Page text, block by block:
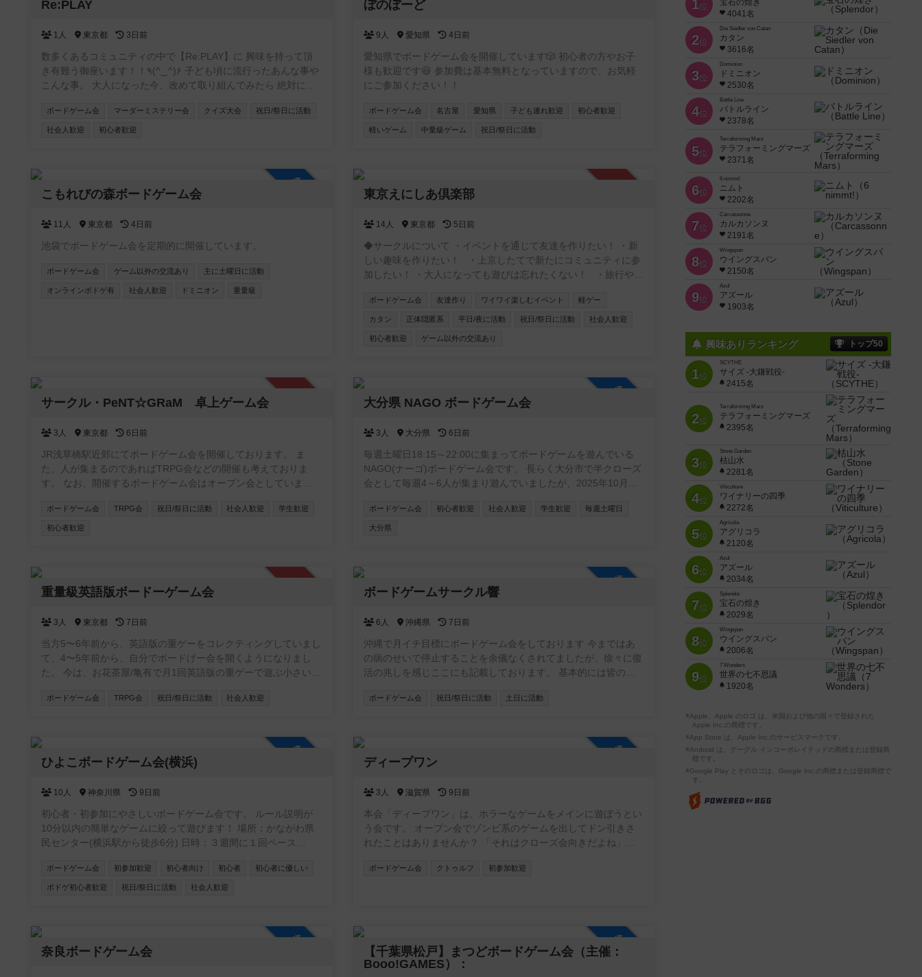
Re:PLAY
1人 東京都 3日前
数多くあるコミュニティの中で【Re:PLAY】に 興味を持って頂
き有難う御座います！！٩(^‿^)۶ 子ども頃に流行ったあんな事や
こんな事。 大人になった今、改めて取り組んでみたら 絶対に面
ティです！！ 主に懐かしい遊びや、 流行ってはいたけど結局や
れずじまいだったこと、 あの当時TVで観ていた世界など(o^^o)
機飛ばしなどなど！！ ありとあらゆるコンテンツを シーズンと
会場によって行っていきます！ イベント初心者大歓迎！ 気軽に
参加して 横の繋がりを作って貰えたら（＾Ｏ＾☆♪ 基本的に利益
ば 残りは次のイベントの新しいボドゲを購入したり 何かのイベ
ントの道具を買ったりと 常に参加した皆さんが楽しく、過ごせ
ボードゲーム会 マーダーミステリー会 クイズ大会 祝日/祭日に活動
社会人歓迎 初心者歓迎
ぼのぼーど
9人 愛知県 4日前
愛知県でボードゲーム会を開催しています🎲 初心者の方やお子
様も歓迎です😆 参加費は基本無料となっていますので、お気軽
にご参加ください！！
ボードゲーム会 名古屋 愛知県 子ども連れ歓迎 初心者歓迎
軽いゲーム 中量級ゲーム 祝日/祭日に活動
こもれびの森ボードゲーム会
11人 東京都 4日前
池袋でボードゲーム会を定期的に開催しています。
ボードゲーム会 ゲーム以外の交流あり 主に土曜日に活動
オンラインボドゲ有 社会人歓迎 ドミニオン 重量級
東京えにしあ倶楽部
14人 東京都 5日前
◆サークルについて ・イベントを通じて友達を作りたい！ ・新
しい趣味を作りたい！ ・上京したてで新たにコミュニティに参
加したい！ ・大人になっても遊びは忘れたくない！ ・旅行やア
を作るサークルです！ ◆ボドゲ会 初心者に特化したボドゲ会を
金曜、土日を中心に開催してます！ ルール説明等ゆっくりとわ
みんなで楽しい時間を過ごしましょう！ご参加お待ちしています
🎶
ボードゲーム会 友達作り ワイワイ楽しむイベント 軽ゲー
カタン 正体隠匿系 平日/夜に活動 祝日/祭日に活動 社会人歓迎
初心者歓迎 ゲーム以外の交流あり
サークル・PeNT☆GRaM 卓上ゲーム会
3人 東京都 6日前
JR浅草橋駅近郊にてボードゲーム会を開催しております。 ま
た、人が集まるのであればTRPG会などの開催も考えておりま
す。 なお、開催するボードゲーム会はオープン会としています
したことがあること」となります。先にコミュニティに参加して
空気感確かめたい、みたいなことは出来ませんのでご了承願いま
ボードゲーム会 TRPG会 祝日/祭日に活動 社会人歓迎 学生歓迎
初心者歓迎
大分県 NAGO ボードゲーム会
3人 大分県 6日前
毎週土曜日18:15～22:00に集まってボードゲームを遊んでいる
NAGO(ナーゴ)ボードゲーム会です。 長らく大分市で半クローズ
会として毎週4～6人が集まり遊んでいましたが、2025年10月よ
また土曜日の通常会とは別に、月に1回日曜または祝日に9:15～
18:00でボードゲームデーとして長時間遊べる会も開催していま
より変動)。 興味がある方は気軽にご参加下さい。 来られる際の
連絡や質問などはX(旧Twitter)でのメッセージや掲示板やコメン
トなどでお気軽にどうぞ。 NAGOボードゲーム会 主催者：ぶち
https://x.com/@Gallow_BG)
ボードゲーム会 初心者歓迎 社会人歓迎 学生歓迎 毎週土曜日
大分県
重量級英語版ボードーゲーム会
3人 東京都 7日前
当方5〜6年前から、英語版の重ゲーをコレクティングしていまし
て、4〜5年前から、自分でボードげー会を開くようになりまし
た。 今は、お花茶屋/亀有で月1回英語版の重ゲーで遊ぶ小さいイ
集まって、遊んでいます。 ボードゲーは持ち込みOKですし、当
ボードゲーム会 TRPG会 祝日/祭日に活動 社会人歓迎
ボードゲームサークル響
6人 沖縄県 7日前
沖縄で月イチ目標にボードゲーム会をしております 今まではあ
の病のせいで停止することを余儀なくされてましたが、徐々に復
活の兆しを感じここにも記載しております。 基本的には皆のや
イワイしております
ボードゲーム会 祝日/祭日に活動 土日に活動
ひよこボードゲーム会(横浜)
10人 神奈川県 9日前
初心者・初参加にやさしいボードゲーム会です。 ルール説明が
10分以内の簡単なゲームに絞って遊びます！ 場所：かながわ県
民センター(横浜駅から徒歩6分) 日時：３週間に１回ペース
ボードゲーム会 初参加歓迎 初心者向け 初心者 初心者に優しい
ボドゲ初心者歓迎 祝日/祭日に活動 社会人歓迎
ディープワン
3人 滋賀県 9日前
本会「ディープワン」は、ホラーなゲームをメインに遊ぼうとい
う会です。 オープン会でゾンビ系のゲームを出してドン引きさ
れたことはありませんか？ 「それはクローズ会向きだよね」
ホラーゲームも、この日は主役です！持ち込みも大歓迎ですの
で、割とフリーダムです。
ボードゲーム会 クトゥルフ 初参加歓迎
奈良ボードゲーム会 参加自由
【千葉県松戸】まつどボードゲーム会（主催：
Booo!GAMES）：
1位
宝石の煌き
4041名
2位
Die Siedler von Catan
カタン
3616名
3位
Dominion
ドミニオン
2530名
4位
Battle Line
バトルライン
2378名
5位
Terraforming Mars
テラフォーミングマーズ
2371名
6位
6 nimmt!
ニムト
2202名
7位
Carcassonne
カルカソンヌ
2191名
8位
Wingspan
ウイングスパン
2150名
9位
Azul
アズール
1903名
興味ありランキング トップ50
1位
SCYTHE
サイズ -大鎌戦役-
2415名
2位
Terraforming Mars
テラフォーミングマーズ
2395名
3位
Stone Garden
枯山水
2281名
4位
Viticulture
ワイナリーの四季
2272名
5位
Agricola
アグリコラ
2120名
6位
Azul
アズール
2034名
7位
Splendor
宝石の煌き
2029名
8位
Wingspan
ウイングスパン
2006名
9位
7 Wonders
世界の七不思議
1920名
※Apple、Apple のロゴ は、米国および他の国々で登録された
Apple Inc.の商標です。
※App Store は、Apple Inc.のサービスマークです。
※Android は、グーグル インコーポレイテッドの商標または登録商
標です。
※Google Play とそのロゴは、Google Inc.の商標または登録商標で
す。